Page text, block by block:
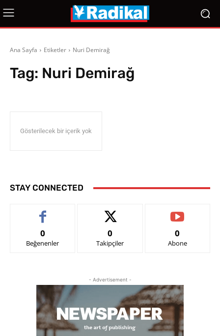
Ana Sayfa Etiketler Nuri Demirağ
Tag: Nuri Demirağ
Gösterilecek bir içerik yok
STAY CONNECTED
0
Beğenenler
0
Takipçiler
0
Abone
- Advertisement -